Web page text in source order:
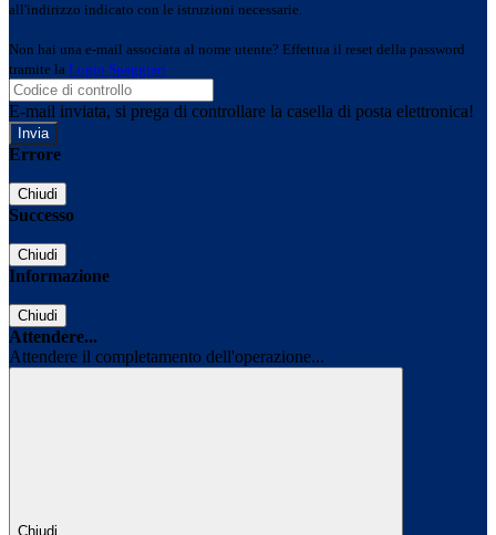
all'indirizzo indicato con le istruzioni necessarie.
Non hai una e-mail associata al nome utente? Effettua il reset della password
tramite la Login Spaggiari
E-mail inviata, si prega di controllare la casella di posta elettronica!
Errore
Chiudi
Successo
Chiudi
Informazione
Chiudi
Attendere...
Attendere il completamento dell'operazione...
Chiudi